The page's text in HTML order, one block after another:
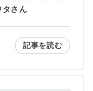
タさん
記事を読む